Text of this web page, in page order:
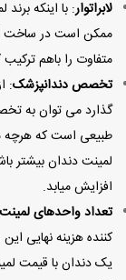
لابراتوار: با اینکه برند
ممکن است در ساخت
متفاوت را باهم
تخصص دندانپزشک:
گذارد می توان به
طبیعی است که هرچه
لمینت دندان بیشتر
افزایش میابد.
تعداد واحدهای لمینت
کننده هزینه نهایی
یک دندان با قیمت